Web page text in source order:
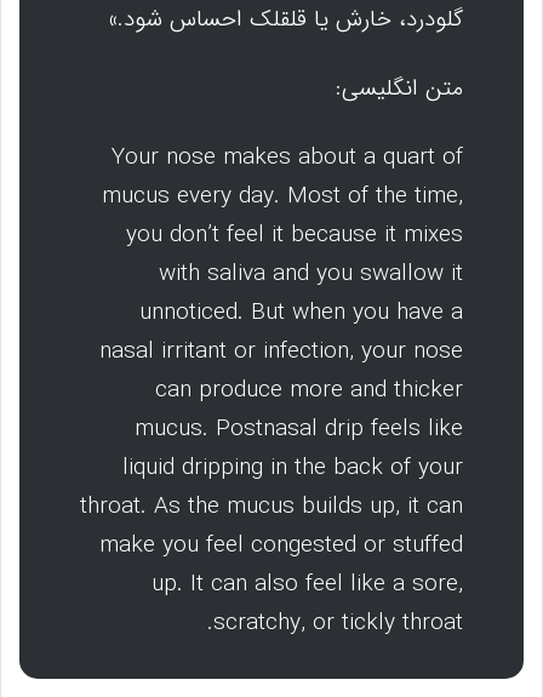
گلودرد، خارش یا قلقلک احساس شود.»
متن انگلیسی:
Your nose makes about a quart of
mucus every day. Most of the time,
you don’t feel it because it mixes
with saliva and you swallow it
unnoticed. But when you have a
nasal irritant or infection, your nose
can produce more and thicker
mucus. Postnasal drip feels like
liquid dripping in the back of your
throat. As the mucus builds up, it can
make you feel congested or stuffed
up. It can also feel like a sore,
scratchy, or tickly throat.